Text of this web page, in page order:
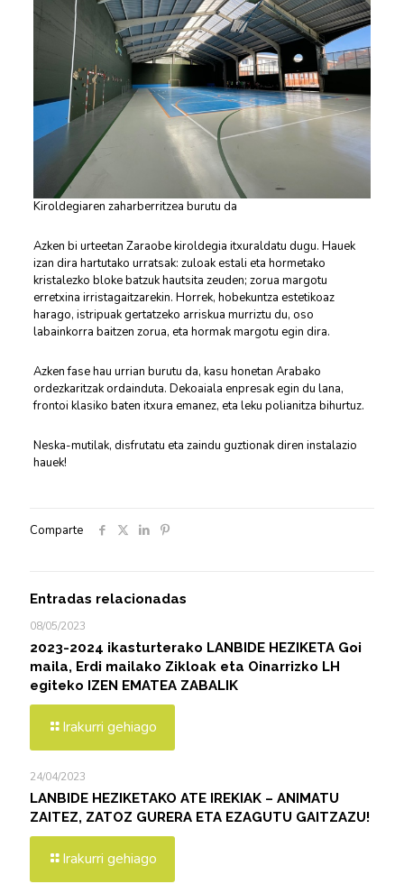
Kiroldegiaren zaharberritzea burutu da
Azken bi urteetan Zaraobe kiroldegia itxuraldatu dugu. Hauek
izan dira hartutako urratsak: zuloak estali eta hormetako
kristalezko bloke batzuk hautsita zeuden; zorua margotu
erretxina irristagaitzarekin. Horrek, hobekuntza estetikoaz
harago, istripuak gertatzeko arriskua murriztu du, oso
labainkorra baitzen zorua, eta hormak margotu egin dira.
Azken fase hau urrian burutu da, kasu honetan Arabako
ordezkaritzak ordainduta. Dekoaiala enpresak egin du lana,
frontoi klasiko baten itxura emanez, eta leku polianitza bihurtuz.
Neska-mutilak, disfrutatu eta zaindu guztionak diren instalazio
hauek!
Comparte
Entradas relacionadas
08/05/2023
2023-2024 ikasturterako LANBIDE HEZIKETA Goi
maila, Erdi mailako Zikloak eta Oinarrizko LH
egiteko IZEN EMATEA ZABALIK
Irakurri gehiago
24/04/2023
LANBIDE HEZIKETAKO ATE IREKIAK – ANIMATU
ZAITEZ, ZATOZ GURERA ETA EZAGUTU GAITZAZU!
Irakurri gehiago